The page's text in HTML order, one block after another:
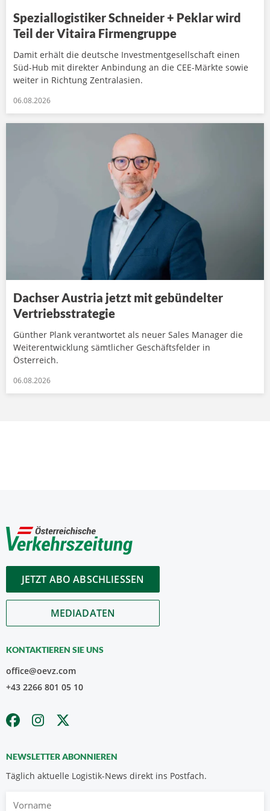
Speziallogistiker Schneider + Peklar wird
Teil der Vitaira Firmengruppe
Damit erhält die deutsche Investmentgesellschaft einen
Süd-Hub mit direkter Anbindung an die CEE-Märkte sowie
weiter in Richtung Zentralasien.
06.08.2026
Dachser Austria jetzt mit gebündelter
Vertriebsstrategie
Günther Plank verantwortet als neuer Sales Manager die
Weiterentwicklung sämtlicher Geschäftsfelder in
Österreich.
06.08.2026
JETZT ABO ABSCHLIESSEN
MEDIADATEN
KONTAKTIEREN SIE UNS
office@oevz.com
+43 2266 801 05 10
NEWSLETTER ABONNIEREN
Täglich aktuelle Logistik-News direkt ins Postfach.